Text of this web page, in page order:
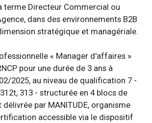
terme Directeur Commercial ou
dans des environnements B2B
stratégique et managériale.
« Manager d'affaires »
pour une durée de 3 ans à
2025, au niveau de qualification 7 -
313 - structurée en 4 blocs de
par MANITUDE, organisme
accessible via le dispositif